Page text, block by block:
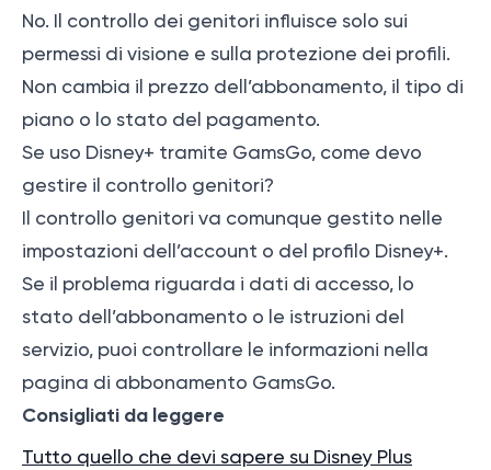
No. Il controllo dei genitori influisce solo sui
permessi di visione e sulla protezione dei profili.
Non cambia il prezzo dell’abbonamento, il tipo di
piano o lo stato del pagamento.
Se uso Disney+ tramite GamsGo, come devo
gestire il controllo genitori?
Il controllo genitori va comunque gestito nelle
impostazioni dell’account o del profilo Disney+.
Se il problema riguarda i dati di accesso, lo
stato dell’abbonamento o le istruzioni del
servizio, puoi controllare le informazioni nella
pagina di abbonamento GamsGo.
Consigliati da leggere
Tutto quello che devi sapere su Disney Plus